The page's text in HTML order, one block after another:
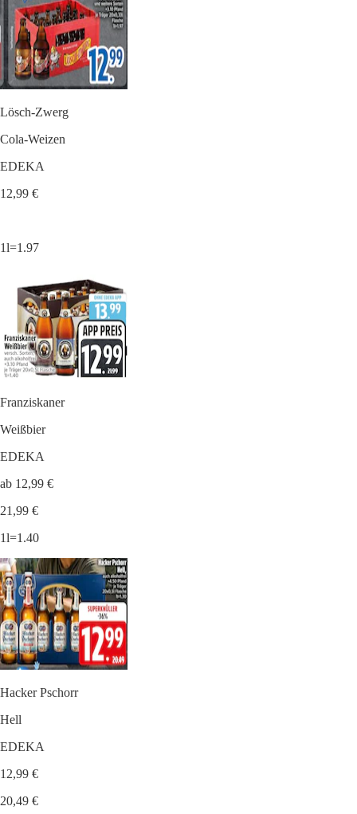
Lösch-Zwerg
Cola-Weizen
EDEKA
12,99 €
1l=1.97
Franziskaner
Weißbier
EDEKA
ab 12,99 €
21,99 €
1l=1.40
Hacker Pschorr
Hell
EDEKA
12,99 €
20,49 €